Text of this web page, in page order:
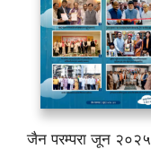
जैन परम्परा जून २०२५